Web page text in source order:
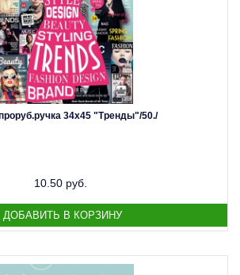
34х45 "Тренды"/50./
10.50 руб.